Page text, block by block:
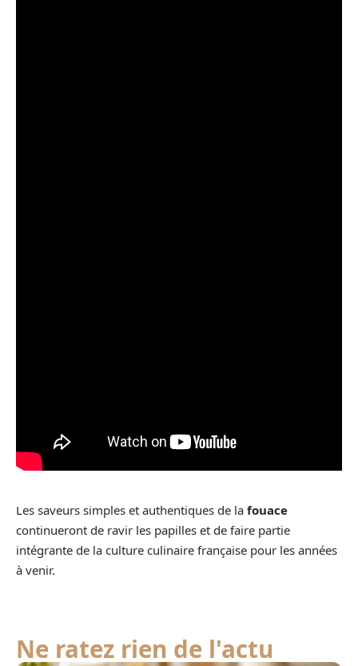
Les saveurs simples et authentiques de la fouace
continueront de ravir les papilles et de faire partie
intégrante de la culture culinaire française pour les années
à venir.
Ne ratez rien de l'actu